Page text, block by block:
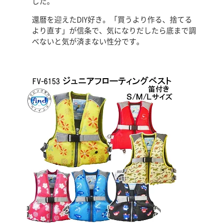
還暦を迎えたDIY好き。「買うより作る、捨てる
より直す」が信条で、気になりだしたら底まで調
べないと気が済まない性分です。